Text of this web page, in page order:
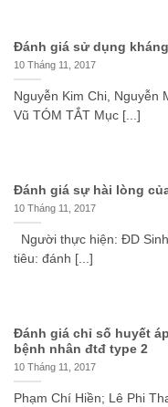
Đánh giá sử dụng
10 Tháng 11, 2017
Nguyễn Kim Chi, Nguyễn
Vũ TÓM TẮT Mục [...]
Đánh giá sự hài lòng
10 Tháng 11, 2017
Người thực hiện: ĐD
tiêu: đánh [...]
Đánh giá chỉ số huyết
bệnh nhân đtđ type 2
10 Tháng 11, 2017
Phạm Chí Hiền; Lê Phi